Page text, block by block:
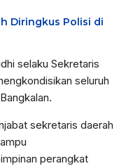
Diringkus Polisi di
selaku Sekretaris
seluruh
sekretaris daerah
perangkat